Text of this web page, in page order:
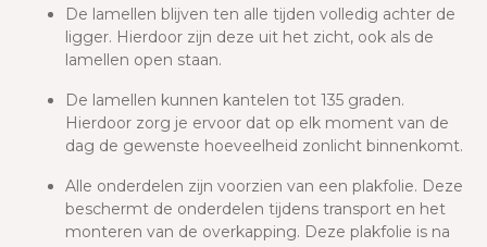
De lamellen blijven ten alle tijden volledig achter de
ligger. Hierdoor zijn deze uit het zicht, ook als de
lamellen open staan.
De lamellen kunnen kantelen tot 135 graden.
Hierdoor zorg je ervoor dat op elk moment van de
dag de gewenste hoeveelheid zonlicht binnenkomt.
Alle onderdelen zijn voorzien van een plakfolie. Deze
beschermt de onderdelen tijdens transport en het
monteren van de overkapping. Deze plakfolie is na